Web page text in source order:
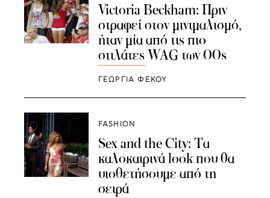
Victoria Beckham: Πριν
στραφεί στον μινιμαλισμό,
ήταν μία από τις πιο
στιλάτες WAG των 00s
ΓΕΩΡΓΙΑ ΦΕΚΟΥ
FASHION
Sex and the City: Τα
καλοκαιρινά look που θα
υιοθετήσουμε από τη
σειρά